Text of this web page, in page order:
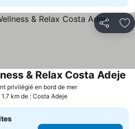
Partager
privilégié en bord de merConsulter les
& Relax Costa Adeje
1.7 km de : Costa Adeje